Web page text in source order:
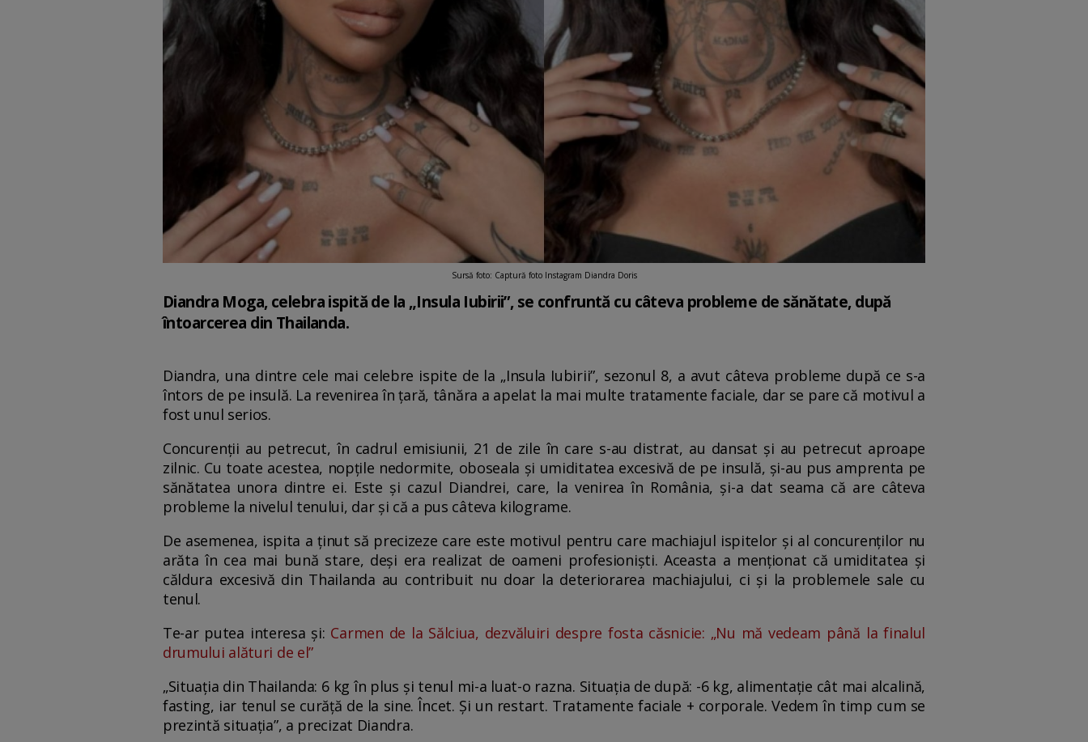
Sursă foto: Captură foto Instagram Diandra Doris
Diandra Moga, celebra ispită de la „Insula Iubirii”, se confruntă cu câteva probleme de sănătate, după
întoarcerea din Thailanda.
Diandra, una dintre cele mai celebre ispite de la „Insula Iubirii”, sezonul 8, a avut câteva probleme după ce s-a
întors de pe insulă. La revenirea în țară, tânăra a apelat la mai multe tratamente faciale, dar se pare că motivul a
fost unul serios.
Concurenții au petrecut, în cadrul emisiunii, 21 de zile în care s-au distrat, au dansat și au petrecut aproape
zilnic. Cu toate acestea, nopțile nedormite, oboseala și umiditatea excesivă de pe insulă, și-au pus amprenta pe
sănătatea unora dintre ei. Este și cazul Diandrei, care, la venirea în România, și-a dat seama că are câteva
probleme la nivelul tenului, dar și că a pus câteva kilograme.
De asemenea, ispita a ținut să precizeze care este motivul pentru care machiajul ispitelor și al concurenților nu
arăta în cea mai bună stare, deși era realizat de oameni profesioniști. Aceasta a menționat că umiditatea și
căldura excesivă din Thailanda au contribuit nu doar la deteriorarea machiajului, ci și la problemele sale cu
tenul.
Te-ar putea interesa și: Carmen de la Sălciua, dezvăluiri despre fosta căsnicie: „Nu mă vedeam până la finalul
drumului alături de el”
„Situația din Thailanda: 6 kg în plus și tenul mi-a luat-o razna. Situația de după: -6 kg, alimentație cât mai alcalină,
fasting, iar tenul se curăță de la sine. Încet. Și un restart. Tratamente faciale + corporale. Vedem în timp cum se
prezintă situația”, a precizat Diandra.